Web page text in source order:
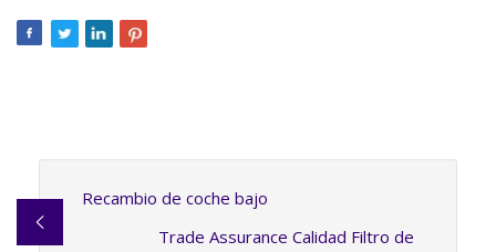
Recambio de coche bajo
Trade Assurance Calidad Filtro de